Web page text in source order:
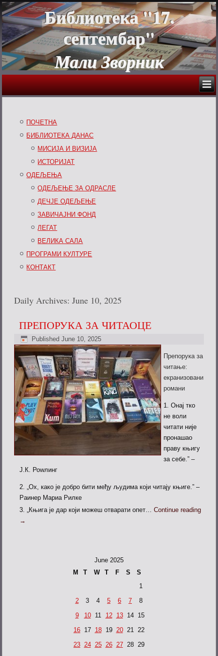
Библиотека "17.
септембар"
Мали Зворник
ПОЧЕТНА
БИБЛИОТЕКА ДАНАС
МИСИЈА И ВИЗИЈА
ИСТОРИЈАТ
ОДЕЉЕЊА
ОДЕЉЕЊЕ ЗА ОДРАСЛЕ
ДЕЧЈЕ ОДЕЉЕЊЕ
ЗАВИЧАЈНИ ФОНД
ЛЕГАТ
ВЕЛИКА САЛА
ПРОГРАМИ КУЛТУРЕ
КОНТАКТ
Daily Archives:June 10, 2025
ПРЕПОРУКА ЗА ЧИТАОЦЕ
Published June 10, 2025
Препорука за
читање:
екранизовани
романи
Онај тко
не воли
читати није
пронашао
праву књигу
за себе.” –
Ј.К. Роwлинг
„Ох, како је добро бити међу људима који читају књиге.” –
Раинер Мариа Рилке
„Књига је дар који можеш отварати опет…Continue reading
→
June 2025
M
T W T F S
S
1
2
3 4 5 6 7
8
9
10 11 12 13 14
15
16 17 18 19 20 21 22
23 24 25 26 27 28 29